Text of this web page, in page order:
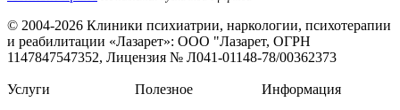
© 2004-2026 Клиники психиатрии, наркологии, психотерапии
и реабилитации «Лазарет»: ООО "Лазарет, ОГРН
1147847547352, Лицензия № Л041-01148-78/00362373
Услуги
Полезное
Информация